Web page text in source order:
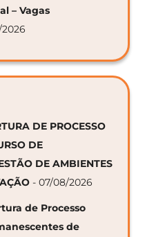
– Vagas
DE PROCESSO
DE
DE AMBIENTES
- 07/08/2026
de Processo
de